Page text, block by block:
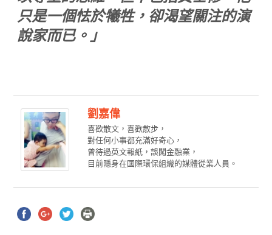
只是一個怯於犧牲，卻渴望關注的演
說家而已。」
劉嘉偉
喜歡散文，喜歡散步，
對任何小事都充滿好奇心，
曾待過英文報紙，誤闖金融業，
目前隱身在國際環保組織的媒體從業人員。